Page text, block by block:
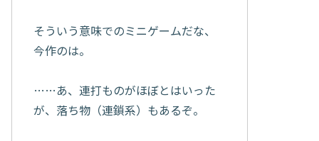
そういう意味でのミニゲームだな、
今作のは。
……あ、連打ものがほぼとはいった
が、落ち物（連鎖系）もあるぞ。